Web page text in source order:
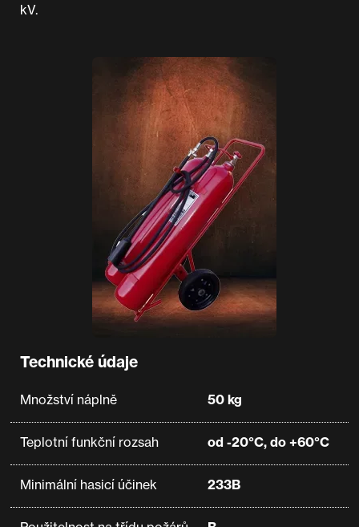
kV.
Technické údaje
Množství náplně 50 kg
Teplotní funkční rozsah od -20°C, do +60°C
Minimální hasicí účinek 233B